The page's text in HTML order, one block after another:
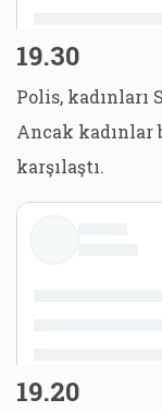
19.30
Polis, kadınları
Ancak kadınlar
karşılaştı.
19.20